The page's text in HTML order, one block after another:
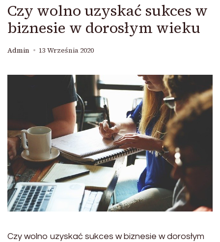
Czy wolno uzyskać sukces w
biznesie w dorosłym wieku
Admin 13 Września 2020
Czy wolno uzyskać sukces w biznesie w dorosłym